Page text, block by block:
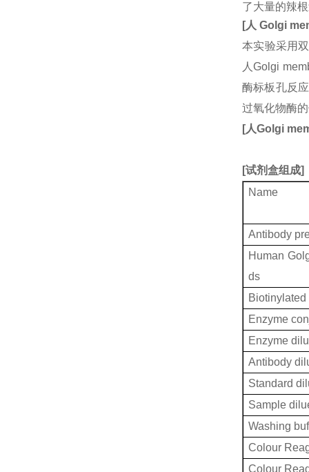
了大量的辣
[人 Golgi
本实验采用
人Golgi
酶标板孔反
过氧化物酶
[人Golgi
[试剂盒组成]
Name
Antibody
Human
ds
Enzyme
Enzyme
Antibody
Standard
Sample
Washing
Colour
Colour